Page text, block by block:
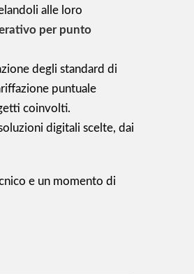
alle loro
per punto
degli standard di
puntuale
coinvolti.
digitali scelte, dai
e un momento di